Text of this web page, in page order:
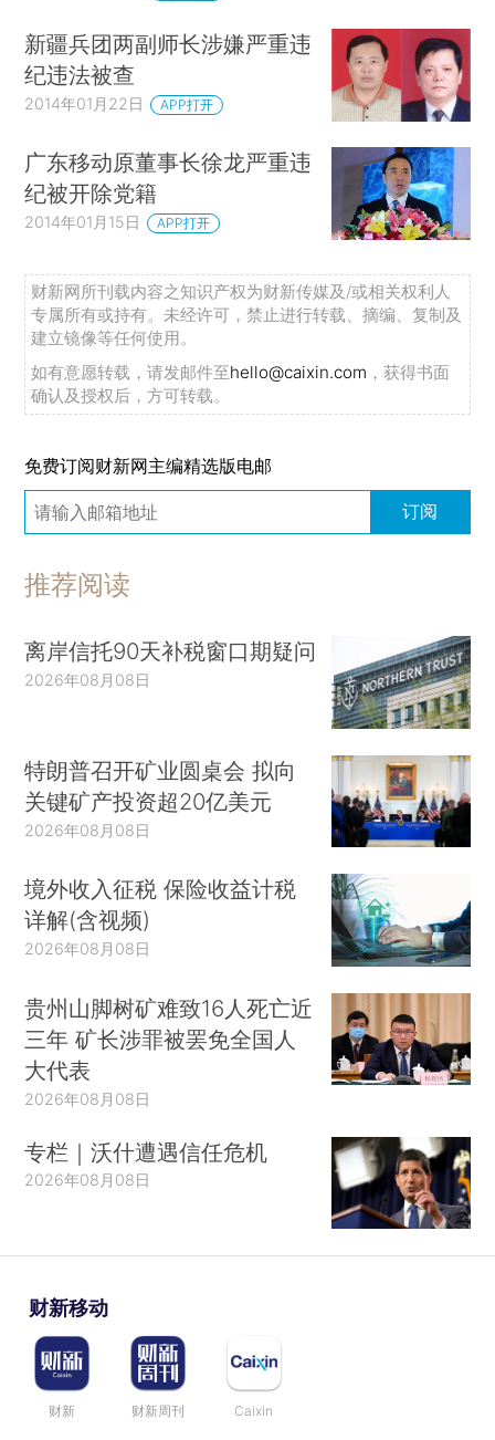
新疆兵团两副师长涉嫌严重违
纪违法被查
2014年01月22日 APP打开
广东移动原董事长徐龙严重违
纪被开除党籍
2014年01月15日 APP打开
财新网所刊载内容之知识产权为财新传媒及/或相关权利人
专属所有或持有。未经许可，禁止进行转载、摘编、复制及
建立镜像等任何使用。
如有意愿转载，请发邮件至hello@caixin.com ，获得书面
确认及授权后，方可转载。
免费订阅财新网主编精选版电邮
订阅
推荐阅读
离岸信托90天补税窗口期疑问
2026年08月08日
特朗普召开矿业圆桌会 拟向
关键矿产投资超20亿美元
2026年08月08日
境外收入征税 保险收益计税
详解(含视频)
2026年08月08日
贵州山脚树矿难致16人死亡近
三年 矿长涉罪被罢免全国人
大代表
2026年08月08日
专栏｜沃什遭遇信任危机
2026年08月08日
财新移动
财新 财新周刊 Caixin